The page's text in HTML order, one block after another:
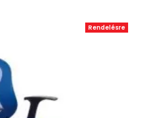
Rendelésre